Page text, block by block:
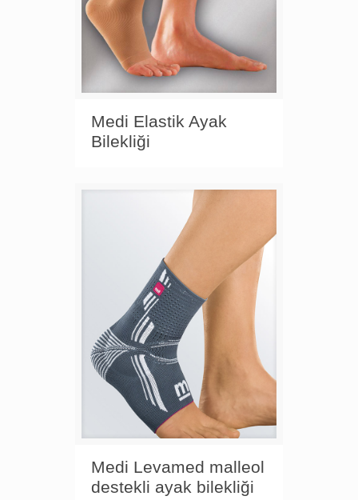
Medi Elastik Ayak
Bilekliği
Medi Levamed malleol
destekli ayak bilekliği